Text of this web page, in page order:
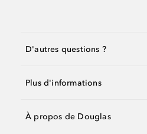
D'autres questions ?
Plus d'informations
À propos de Douglas